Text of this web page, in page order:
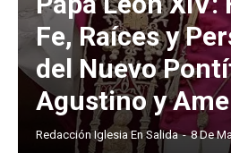
Fe, Raíces y
del Nuevo
Agustino y
Redacción Iglesia En Salida - 8 De